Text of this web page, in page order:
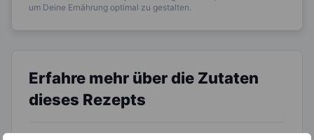
um Deine Ernährung optimal zu gestalten.
Erfahre mehr über die Zutaten
dieses Rezepts